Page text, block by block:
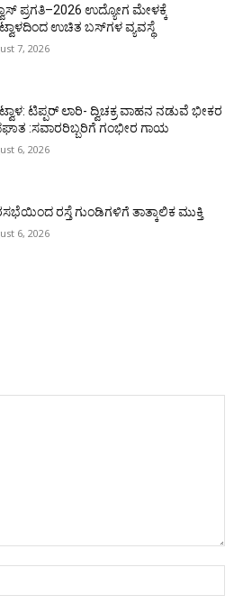
ಪ್ರಗತಿ–2026 ಉದ್ಯೋಗ ಮೇಳಕ್ಕೆ
ಉಚಿತ ಬಸ್‌ಗಳ ವ್ಯವಸ್ಥೆ
7, 2026
ಟಿಪ್ಪರ್ ಲಾರಿ- ದ್ವಿಚಕ್ರ ವಾಹನ ನಡುವೆ ಭೀಕರ
:ಸವಾರರಿಬ್ಬರಿಗೆ ಗಂಭೀರ ಗಾಯ
6, 2026
ರಸ್ತೆ ಗುಂಡಿಗಳಿಗೆ ತಾತ್ಕಾಲಿಕ ಮುಕ್ತಿ
6, 2026